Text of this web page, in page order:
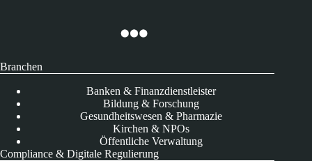
Branchen
Banken & Finanzdienstleister
Bildung & Forschung
Gesundheitswesen & Pharmazie
Kirchen & NPOs
Öffentliche Verwaltung
Compliance & Digitale Regulierung